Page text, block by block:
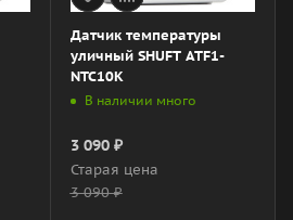
Датчик температуры
уличный SHUFT ATF1-
NTC10K
В наличии много
3 090₽
Старая цена
3 090₽